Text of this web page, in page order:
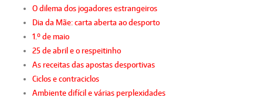
O dilema dos jogadores estrangeiros
Dia da Mãe: carta aberta ao desporto
1.º de maio
25 de abril e o respeitinho
As receitas das apostas desportivas
Ciclos e contraciclos
Ambiente difícil e várias perplexidades